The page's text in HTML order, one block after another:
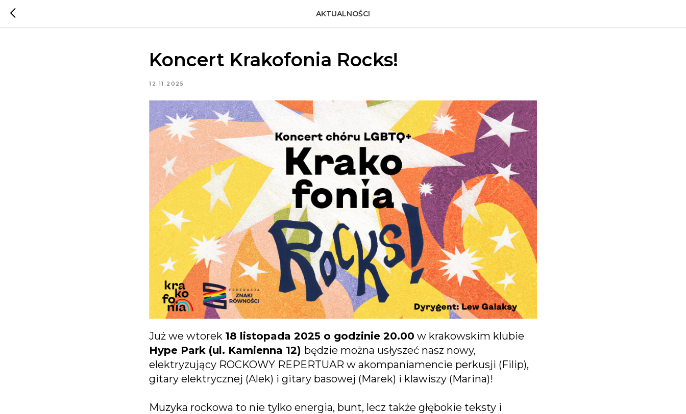
AKTUALNOŚCI
Koncert Krakofonia Rocks!
12.11.2025
Już we wtorek 18 listopada 2025 o godzinie 20.00 w krakowskim klubie
Hype Park (ul. Kamienna 12) będzie można usłyszeć nasz nowy,
elektryzujący ROCKOWY REPERTUAR w akompaniamencie perkusji (Filip),
gitary elektrycznej (Alek) i gitary basowej (Marek) i klawiszy (Marina)!
Muzyka rockowa to nie tylko energia, bunt, lecz także głębokie teksty i